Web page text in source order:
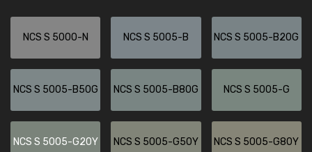
NCS S 5000-N NCS S 5005-B NCS S 5005-B20G
NCS S 5005-B50G NCS S 5005-B80G NCS S 5005-G
NCS S 5005-G20Y NCS S 5005-G50Y NCS S 5005-G80Y